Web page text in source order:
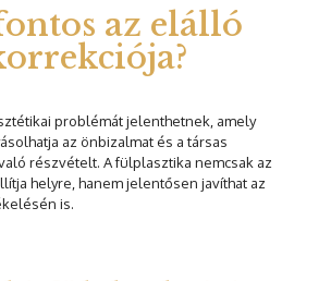
az elálló
problémát jelenthetnek, amely
az önbizalmat és a társas
részvételt. A fülplasztika nemcsak az
helyre, hanem jelentősen javíthat az
is.